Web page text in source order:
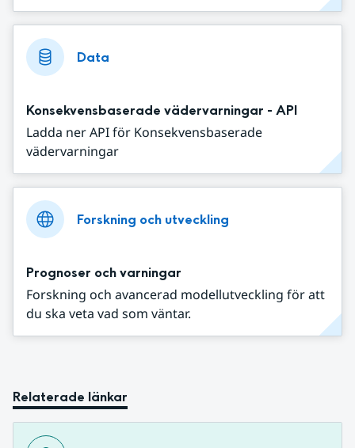
Data
Konsekvensbaserade vädervarningar - API
Ladda ner API för Konsekvensbaserade
vädervarningar
Forskning och utveckling
Prognoser och varningar
Forskning och avancerad modellutveckling för att
du ska veta vad som väntar.
Relaterade länkar